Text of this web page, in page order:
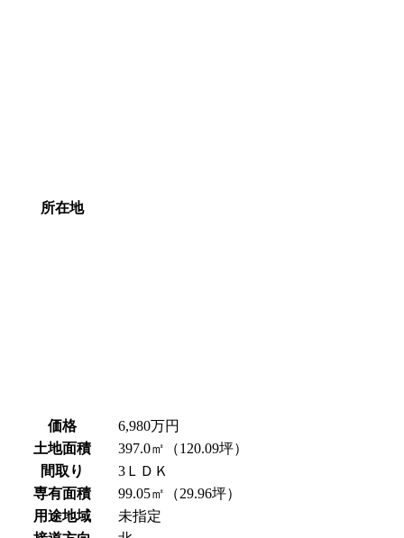
所在地
価格
6,980万円
土地面積
397.0㎡（120.09坪）
間取り
3ＬＤＫ
専有面積
99.05㎡（29.96坪）
用途地域
未指定